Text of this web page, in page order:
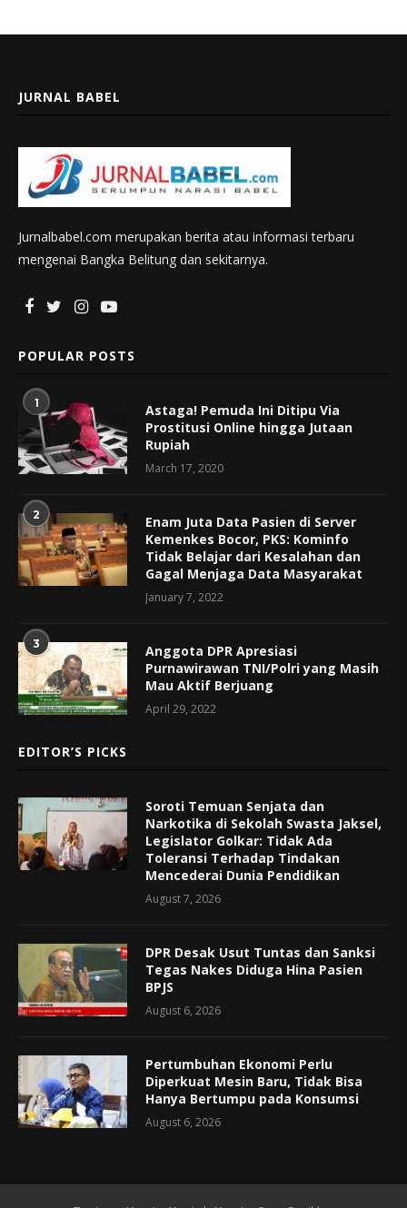
JURNAL BABEL
Jurnalbabel.com merupakan berita atau informasi terbaru
mengenai Bangka Belitung dan sekitarnya.
POPULAR POSTS
1
Astaga! Pemuda Ini Ditipu Via
Prostitusi Online hingga Jutaan
Rupiah
March 17, 2020
2
Enam Juta Data Pasien di Server
Kemenkes Bocor, PKS: Kominfo
Tidak Belajar dari Kesalahan dan
Gagal Menjaga Data Masyarakat
January 7, 2022
3
Anggota DPR Apresiasi
Purnawirawan TNI/Polri yang Masih
Mau Aktif Berjuang
April 29, 2022
EDITOR’S PICKS
Soroti Temuan Senjata dan
Narkotika di Sekolah Swasta Jaksel,
Legislator Golkar: Tidak Ada
Toleransi Terhadap Tindakan
Mencederai Dunia Pendidikan
August 7, 2026
DPR Desak Usut Tuntas dan Sanksi
Tegas Nakes Diduga Hina Pasien
BPJS
August 6, 2026
Pertumbuhan Ekonomi Perlu
Diperkuat Mesin Baru, Tidak Bisa
Hanya Bertumpu pada Konsumsi
August 6, 2026